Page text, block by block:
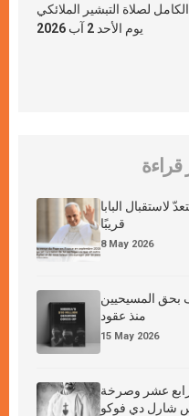
لصلاة التبشير الملائكي
يوم الأحد 2 آب 2026
قراءة
لاستقبال البابا
قريبًا
8 May 2026
بحق المسيحيين
منذ عقود
15 May 2026
الرابع عشر وصرخة
شارل دي فوكو